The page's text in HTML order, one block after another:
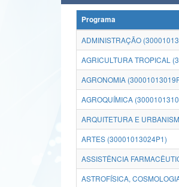
Programa
ADMINISTRAÇÃO
AGRICULTURA TROPICAL
AGRONOMIA
AGROQUÍMICA
ARQUITETURA E
ARTES (30001013024P1)
ASSISTÊNCIA
ASTROFÍSICA,